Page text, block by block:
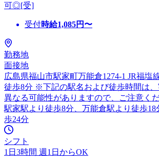
可◎[受]
受付時給1,085円〜
勤務地
面接地
広島県福山市駅家町万能倉1274-1 JR福塩
徒歩8分 ※下記の駅名および徒歩時間は
異なる可能性がありますので、ご注意くだ
駅家駅より徒歩8分、万能倉駅より徒歩18
歩24分
シフト
1日3時間 週1日からOK